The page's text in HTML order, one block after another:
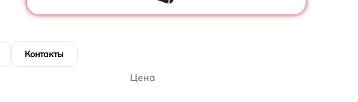
Контакты
Цена